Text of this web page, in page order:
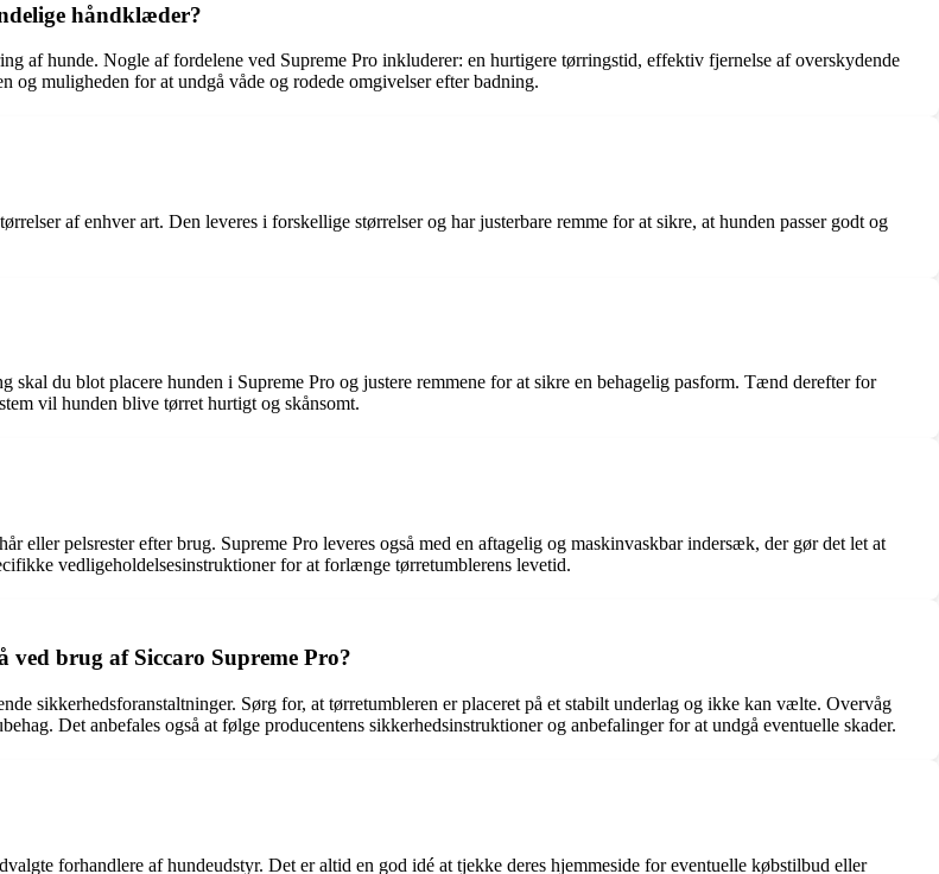
håndklæder?
af hunde. Nogle af fordelene ved Supreme Pro inkluderer: en hurtigere tørringstid, effektiv fjernelse af overskydende
muligheden for at undgå våde og rodede omgivelser efter badning.
af enhver art. Den leveres i forskellige størrelser og har justerbare remme for at sikre, at hunden passer godt og
du blot placere hunden i Supreme Pro og justere remmene for at sikre en behagelig pasform. Tænd derefter for
vil hunden blive tørret hurtigt og skånsomt.
eller pelsrester efter brug. Supreme Pro leveres også med en aftagelig og maskinvaskbar indersæk, der gør det let at
vedligeholdelsesinstruktioner for at forlænge tørretumblerens levetid.
brug af Siccaro Supreme Pro?
sikkerhedsforanstaltninger. Sørg for, at tørretumbleren er placeret på et stabilt underlag og ikke kan vælte. Overvåg
Det anbefales også at følge producentens sikkerhedsinstruktioner og anbefalinger for at undgå eventuelle skader.
forhandlere af hundeudstyr. Det er altid en god idé at tjekke deres hjemmeside for eventuelle købstilbud eller